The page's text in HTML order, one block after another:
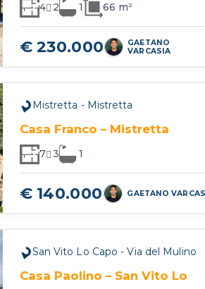
4 2 1 66 m²
€ 230.000
GAETANO
VARCASIA
Mistretta - Mistretta
Casa Franco – Mistretta
7 3 1
€ 140.000 GAETANO
San Vito Lo Capo - Via del Mulino
Casa Paolino – San Vito Lo